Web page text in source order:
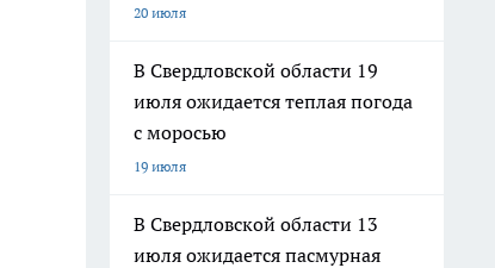
20 июля
В Свердловской области 19
июля ожидается теплая погода
с моросью
19 июля
В Свердловской области 13
июля ожидается пасмурная